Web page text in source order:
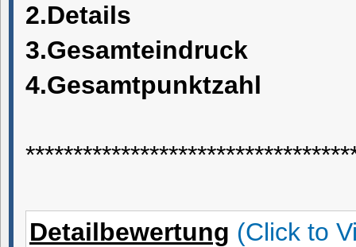
2.Details
3.Gesamteindruck
4.Gesamtpunktzahl
Detailbewertung (Click to